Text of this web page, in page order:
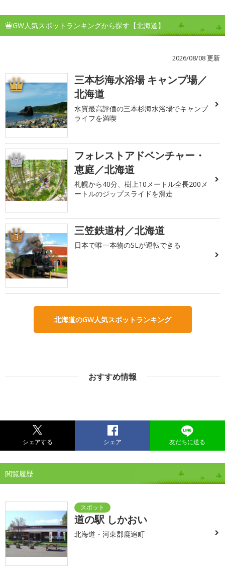
GW人気スポットランキングから探す【北海道】
2026/08/08 更新
1
三本杉海水浴場 キャンプ場／
北海道
水質最高評価の三本杉海水浴場でキャンプ
ライフを満喫
2
フォレストアドベンチャー・
恵庭／北海道
札幌から40分、樹上10メートル全長200メ
ートルのジップスライドを滑走
3 三笠鉄道村／北海道
日本で唯一本物のSLが運転できる
北海道のGW人気スポットランキング
おすすめ情報
シェアする シェア 友だちに送る
閲覧履歴
道の駅 しかおい
北海道・河東郡鹿追町